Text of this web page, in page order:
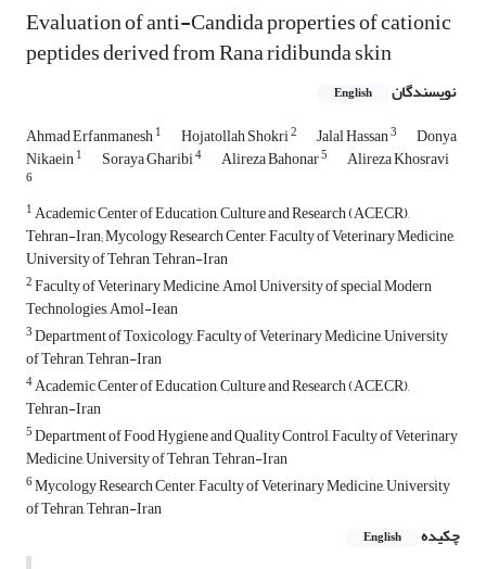
Evaluation of anti-Candida properties of cationic
peptides derived from Rana ridibunda skin
نویسندگان English
Ahmad Erfanmanesh1 Hojatollah Shokri2 Jalal Hassan3 Donya
Nikaein1 Soraya Gharibi4 Alireza Bahonar5 Alireza Khosravi
6
1Academic Center of Education, Culture and Research (ACECR),
Tehran-Iran; Mycology Research Center, Faculty of Veterinary Medicine,
University of Tehran, Tehran-Iran
2Faculty of Veterinary Medicine, Amol University of special Modern
Technologies, Amol-Iean
3Department of Toxicology, Faculty of Veterinary Medicine, University
of Tehran, Tehran-Iran
4Academic Center of Education, Culture and Research (ACECR),
Tehran-Iran
5Department of Food Hygiene and Quality Control, Faculty of Veterinary
Medicine, University of Tehran, Tehran-Iran
6Mycology Research Center, Faculty of Veterinary Medicine, University
of Tehran, Tehran-Iran
چکیده
English